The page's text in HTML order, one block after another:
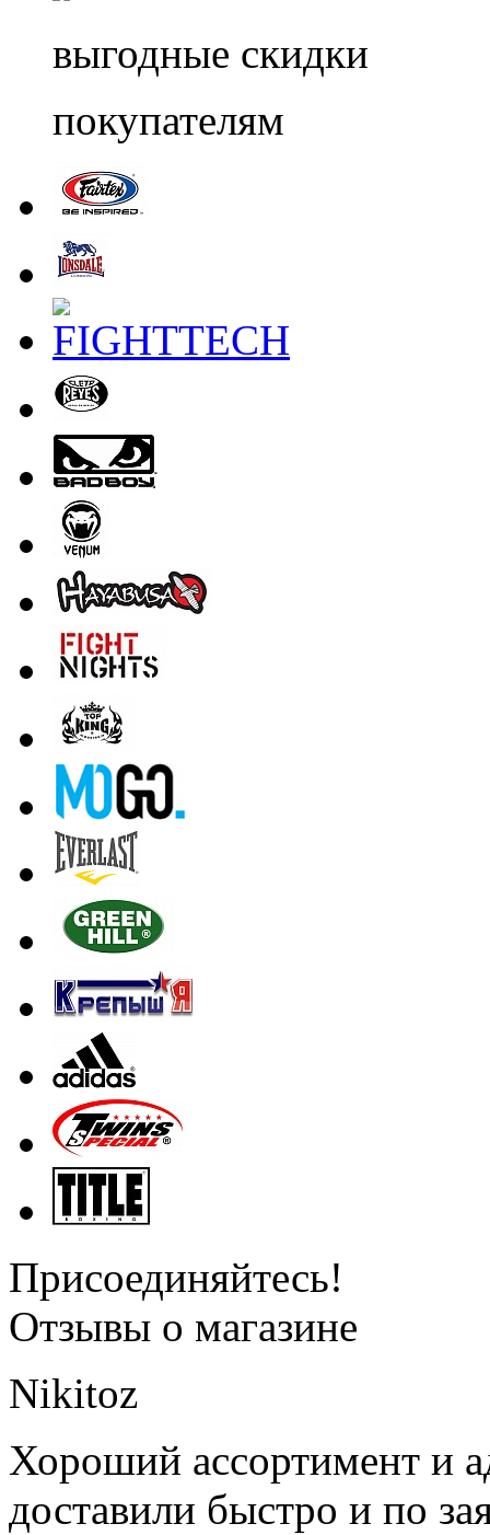
выгодные скидки
покупателям
Присоединяйтесь!
Отзывы о магазине
Nikitoz
Хороший ассортимент и
доставили быстро и по